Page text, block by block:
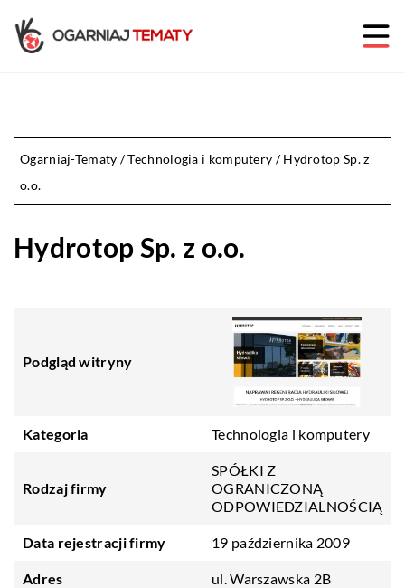
Ogarniaj-Tematy /Technologia i komputery /Hydrotop Sp. z
o.o.
Hydrotop Sp. z o.o.
Podgląd witryny
Kategoria Technologia i komputery
Rodzaj firmy
SPÓŁKI Z
OGRANICZONĄ
ODPOWIEDZIALNOŚCIĄ
Data rejestracji firmy 19 października 2009
Adres ul. Warszawska 2B